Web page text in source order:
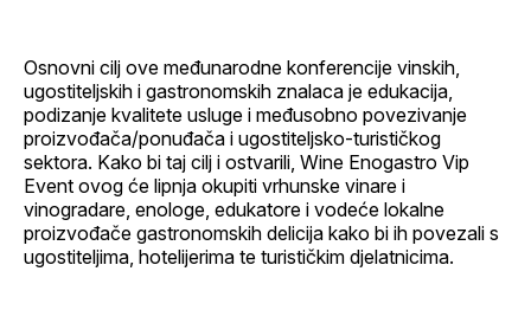
Osnovni cilj ove međunarodne konferencije vinskih,
ugostiteljskih i gastronomskih znalaca je edukacija,
podizanje kvalitete usluge i međusobno povezivanje
proizvođača/ponuđača i ugostiteljsko-turističkog
sektora. Kako bi taj cilj i ostvarili, Wine Enogastro Vip
Event ovog će lipnja okupiti vrhunske vinare i
vinogradare, enologe, edukatore i vodeće lokalne
proizvođače gastronomskih delicija kako bi ih povezali s
ugostiteljima, hotelijerima te turističkim djelatnicima.